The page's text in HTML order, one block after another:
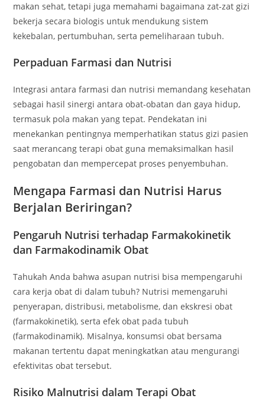
makan sehat, tetapi juga memahami bagaimana zat-zat gizi
bekerja secara biologis untuk mendukung sistem
kekebalan, pertumbuhan, serta pemeliharaan tubuh.
Perpaduan Farmasi dan Nutrisi
Integrasi antara farmasi dan nutrisi memandang kesehatan
sebagai hasil sinergi antara obat-obatan dan gaya hidup,
termasuk pola makan yang tepat. Pendekatan ini
menekankan pentingnya memperhatikan status gizi pasien
saat merancang terapi obat guna memaksimalkan hasil
pengobatan dan mempercepat proses penyembuhan.
Mengapa Farmasi dan Nutrisi Harus
Berjalan Beriringan?
Pengaruh Nutrisi terhadap Farmakokinetik
dan Farmakodinamik Obat
Tahukah Anda bahwa asupan nutrisi bisa mempengaruhi
cara kerja obat di dalam tubuh? Nutrisi memengaruhi
penyerapan, distribusi, metabolisme, dan ekskresi obat
(farmakokinetik), serta efek obat pada tubuh
(farmakodinamik). Misalnya, konsumsi obat bersama
makanan tertentu dapat meningkatkan atau mengurangi
efektivitas obat tersebut.
Risiko Malnutrisi dalam Terapi Obat